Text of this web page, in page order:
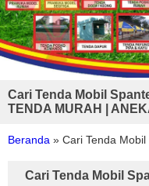
Cari Tenda Mobil
TENDA MURAH |
Beranda » Cari Tenda
Cari Tenda Mobil